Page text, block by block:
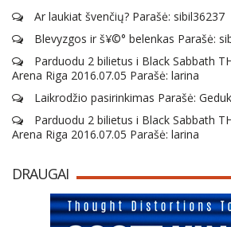
Ar laukiat švenčių? Parašė: sibil36237
Blevyzgos ir š¥©° belenkas Parašė:
Parduodu 2 bilietus i Black Sabbath
Arena Riga 2016.07.05 Parašė: larina
Laikrodžio pasirinkimas Parašė:
Parduodu 2 bilietus i Black Sabbath
Arena Riga 2016.07.05 Parašė: larina
DRAUGAI